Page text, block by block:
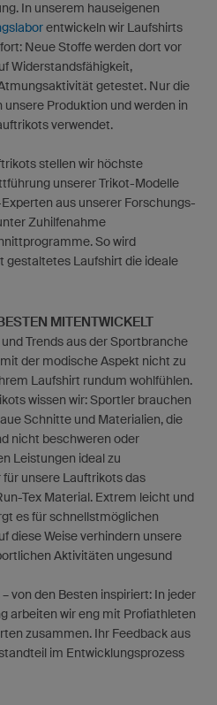
In unserem hauseigenen
entwickeln wir Laufshirts
Neue Stoffe werden dort vor
Widerstandsfähigkeit,
getestet. Nur die
Produktion und werden in
verwendet.
stellen wir höchste
unserer Trikot-Modelle
aus unserer Forschungs-
Zuhilfenahme
So wird
gestaltetes Laufshirt die ideale
MITENTWICKELT
Trends aus der Sportbranche
der modische Aspekt nicht zu
Laufshirt rundum wohlfühlen.
wissen wir: Sportler brauchen
Schnitte und Materialien, die
nicht beschweren oder
Leistungen ideal zu
unsere Lauftrikots das
Tex Material. Extrem leicht und
es für schnellstmöglichen
diese Weise verhindern unsere
Aktivitäten ungesund
von den Besten inspiriert: In jeder
arbeiten wir eng mit Profiathleten
zusammen. Ihr Feedback aus
im Entwicklungsprozess